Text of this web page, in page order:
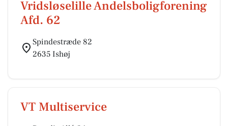
Vridsløselille Andelsboligforening
Afd. 62
Spindestræde 82
2635 Ishøj
VT Multiservice